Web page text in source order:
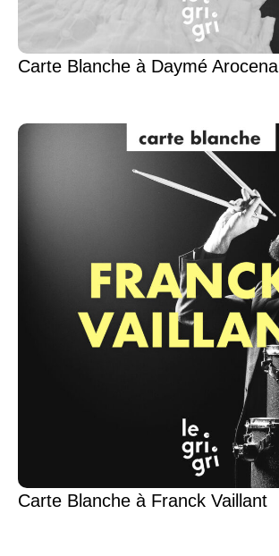
Carte Blanche à Daymé Arocena
Carte Blanche à Franck Vaillant